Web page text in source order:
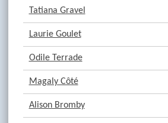
Tatiana Gravel
Laurie Goulet
Odile Terrade
Magaly Côté
Alison Bromby